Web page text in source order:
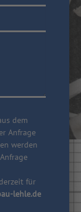
dem
Anfrage
werden
für
lehle.de